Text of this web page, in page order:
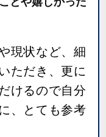
現状など、細
ただき、更に
けるので自分
、とても参考